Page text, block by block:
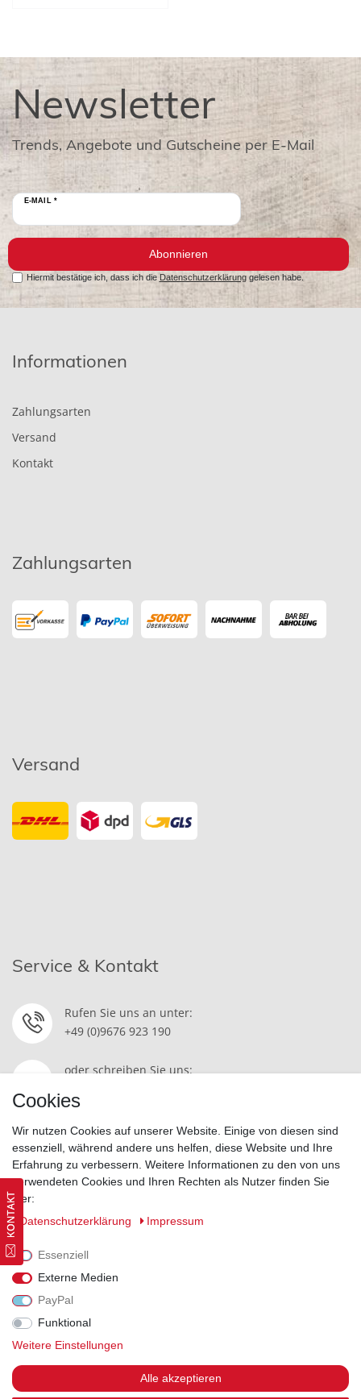
Newsletter
Trends, Angebote und Gutscheine per E-Mail
E-MAIL *
Abonnieren
Hiermit bestätige ich, dass ich dieDatenschutzerklärunggelesen habe.
Informationen
Zahlungsarten
Versand
Kontakt
Zahlungsarten
Versand
Service & Kontakt
Rufen Sie uns an unter:
+49 (0)9676 923 190
oder schreiben Sie uns:
Widerrufsrecht | Datenschutzerklärung | AGB | Impressum
Cookies
Wir nutzen Cookies auf unserer Website. Einige von diesen sind
essenziell, während andere uns helfen, diese Website und Ihre
Erfahrung zu verbessern. Weitere Informationen zu den von uns
verwendeten Cookies und Ihren Rechten als Nutzer finden Sie
hier:
Daten­schutz­erklärung
Impressum
Essenziell
Externe Medien
PayPal
Funktional
Weitere Einstellungen
Alle akzeptieren